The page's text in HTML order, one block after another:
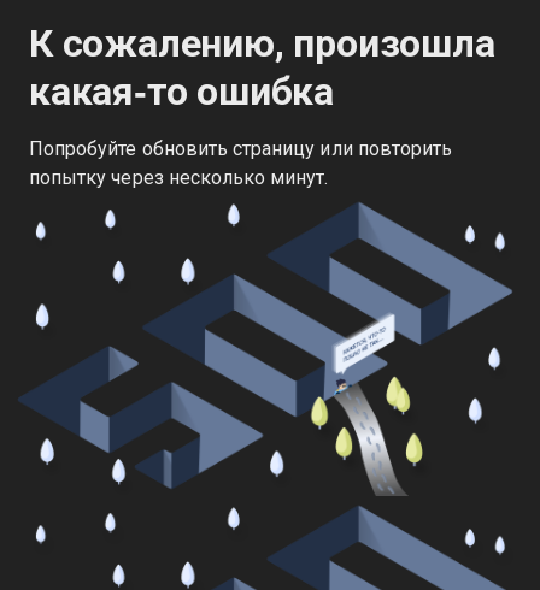
К сожалению, произошла
какая‑то ошибка
Попробуйте обновить страницу или повторить
попытку через несколько минут.